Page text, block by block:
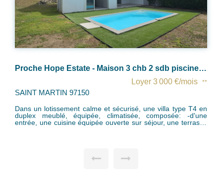
BAIE ORIENTALE - VILLA 3 CHB PISCINE AVEC VUE EXCEPTIONNELLE
Loyer 4 000 €/mois
**
SAINT MARTIN 97150
Dans le lotissement le plus touristique du côté français et à la
fois dans un quartier très calme, nous vous proposons une
villa d'environ 100m² aménagée et meublée avec une vue
chambre avec vue terrasse - une 2ème chambre avec